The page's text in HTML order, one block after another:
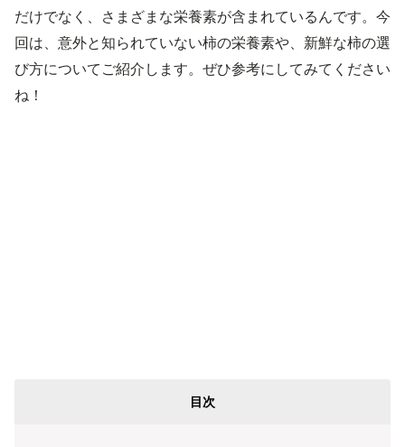
だけでなく、さまざまな栄養素が含まれているんです。今
回は、意外と知られていない柿の栄養素や、新鮮な柿の選
び方についてご紹介します。ぜひ参考にしてみてください
ね！
目次